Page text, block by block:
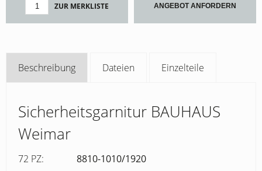
ZUR MERKLISTE ANGEBOT ANFORDERN
Beschreibung Dateien Einzelteile
Sicherheitsgarnitur BAUHAUS
Weimar
72 PZ:
8810-1010/1920